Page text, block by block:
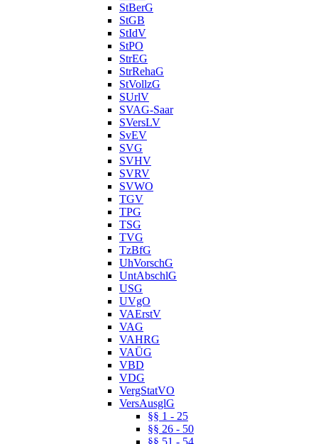
StBerG
StGB
StIdV
StPO
StrEG
StrRehaG
StVollzG
SUrlV
SVAG-Saar
SVersLV
SvEV
SVG
SVHV
SVRV
SVWO
TGV
TPG
TSG
TVG
TzBfG
UhVorschG
UntAbschlG
USG
UVgO
VAErstV
VAG
VAHRG
VAÜG
VBD
VDG
VergStatVO
VersAusglG
§§ 1 - 25
§§ 26 - 50
§§ 51 - 54